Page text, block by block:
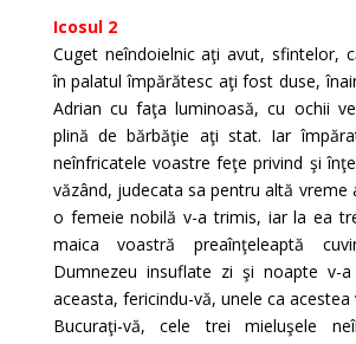
Icosul 2
Cuget neîndoielnic aţi avut, sfintelor,
în palatul împărătesc aţi fost duse,
Adrian cu faţa luminoasă, cu ochii
plină de bărbăţie aţi stat. Iar
neînfricatele voastre feţe privind şi
văzând, judecata sa pentru altă vreme
o femeie nobilă v-a trimis, iar la ea
maica voastră preaînţeleaptă
Dumnezeu insuflate zi şi noapte v-
aceasta, fericindu-vă, unele ca acestea
Bucuraţi-vă, cele trei mieluşele